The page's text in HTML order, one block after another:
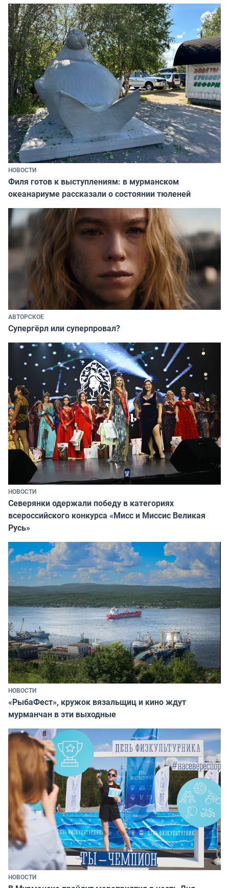
НОВОСТИ
Филя готов к выступлениям: в мурманском
океанариуме рассказали о состоянии тюленей
АВТОРСКОЕ
Супергёрл или суперпровал?
НОВОСТИ
Северянки одержали победу в категориях
всероссийского конкурса «Мисс и Миссис Великая
Русь»
НОВОСТИ
«РыбаФест», кружок вязальщиц и кино ждут
мурманчан в эти выходные
НОВОСТИ